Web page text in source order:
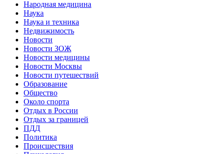
Народная медицина
Наука
Наука и техника
Недвижимость
Новости
Новости ЗОЖ
Новости медицины
Новости Москвы
Новости путешествий
Образование
Общество
Около спорта
Отдых в России
Отдых за границей
ПДД
Политика
Происшествия